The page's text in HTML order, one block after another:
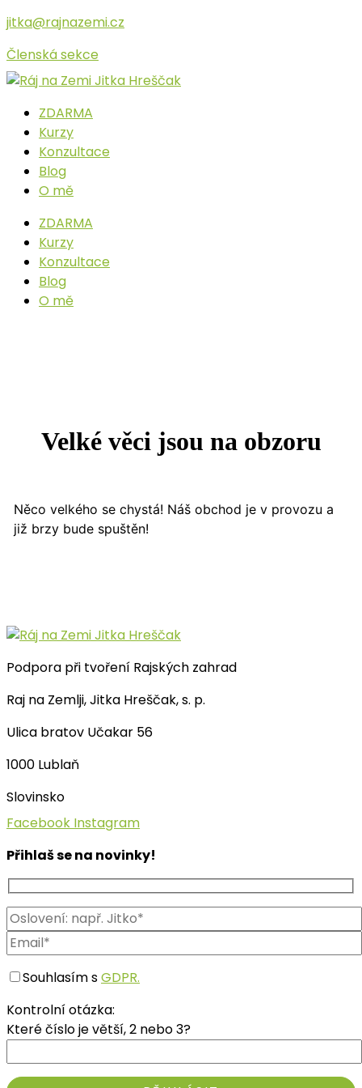
na
obsah
jitka@rajnazemi.cz
Členská sekce
ZDARMA
Kurzy
Konzultace
Blog
O mě
ZDARMA
Kurzy
Konzultace
Blog
O mě
Velké věci jsou na obzoru
Něco velkého se chystá! Náš obchod je v provozu a
již brzy bude spuštěn!
Podpora při tvoření Rajských zahrad
Raj na Zemlji, Jitka Hreščak, s. p.
Ulica bratov Učakar 56
1000 Lublaň
Slovinsko
Facebook Instagram
Přihlaš se na novinky!
Souhlasím sGDPR.
Kontrolní otázka:
Které číslo je větší, 2 nebo 3?